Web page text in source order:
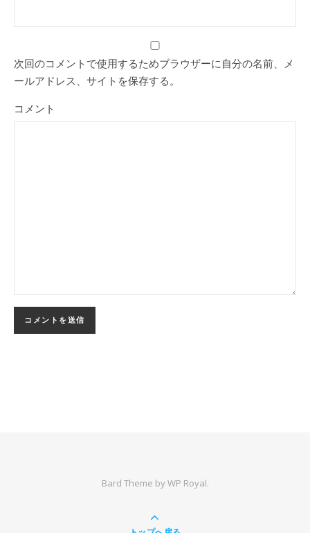
次回のコメントで使用するためブラウザーに自分の名前、メ
ールアドレス、サイトを保存する。
コメント
Bard Theme byWP Royal.